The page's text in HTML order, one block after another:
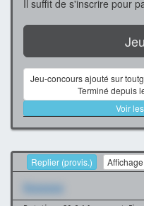
Il suffit de s'inscrire pour
Jeu-concours ajouté sur
Terminé depuis
Voir
Replier (provis.)
Xxxxxxx